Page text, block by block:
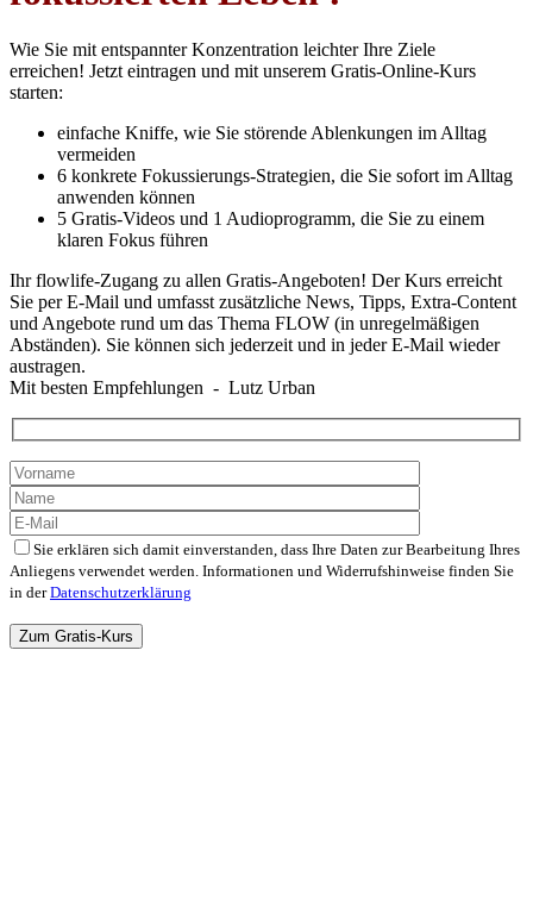
Wie Sie mit entspannter Konzentration leichter Ihre Ziele
erreichen! Jetzt eintragen und mit unserem Gratis-Online-Kurs
starten:
einfache Kniffe, wie Sie störende Ablenkungen im Alltag
vermeiden
6 konkrete Fokussierungs-Strategien, die Sie sofort im Alltag
anwenden können
5 Gratis-Videos und 1 Audioprogramm, die Sie zu einem
klaren Fokus führen
Ihr flowlife-Zugang zu allen Gratis-Angeboten! Der Kurs erreicht
Sie per E-Mail und umfasst zusätzliche News, Tipps, Extra-Content
und Angebote rund um das Thema FLOW (in unregelmäßigen
Abständen). Sie können sich jederzeit und in jeder E-Mail wieder
austragen.
Mit besten Empfehlungen - Lutz Urban
Sie erklären sich damit einverstanden, dass Ihre Daten zur Bearbeitung Ihres
Anliegens verwendet werden. Informationen und Widerrufshinweise finden Sie
in derDatenschutzerklärung
lasse